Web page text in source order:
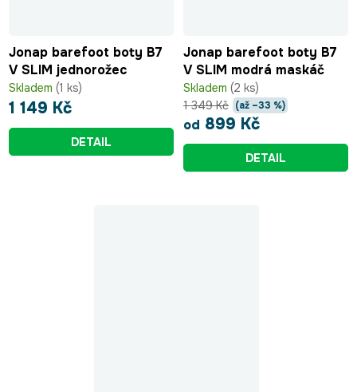
Jonap barefoot boty B7
V SLIM jednorožec
Skladem (1 ks)
1 149 Kč
DETAIL
Jonap barefoot boty B7
V SLIM modrá maskáč
Skladem (2 ks)
od 899 Kč
1 349 Kč (až –33 %)
DETAIL